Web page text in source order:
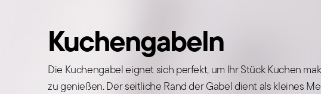
Kuchengabeln
Die Kuchengabel eignet sich perfekt, um Ihr Stück Kuchen
zu genießen. Der seitliche Rand der Gabel dient als kleines